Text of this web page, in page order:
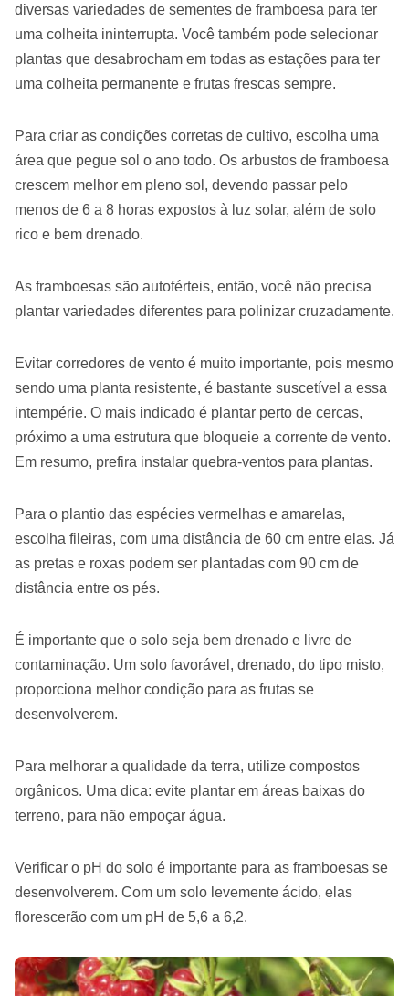
diversas variedades de sementes de framboesa para ter
uma colheita ininterrupta. Você também pode selecionar
plantas que desabrocham em todas as estações para ter
uma colheita permanente e frutas frescas sempre.
Para criar as condições corretas de cultivo, escolha uma
área que pegue sol o ano todo. Os arbustos de framboesa
crescem melhor em pleno sol, devendo passar pelo
menos de 6 a 8 horas expostos à luz solar, além de solo
rico e bem drenado.
As framboesas são autoférteis, então, você não precisa
plantar variedades diferentes para polinizar cruzadamente.
Evitar corredores de vento é muito importante, pois mesmo
sendo uma planta resistente, é bastante suscetível a essa
intempérie. O mais indicado é plantar perto de cercas,
próximo a uma estrutura que bloqueie a corrente de vento.
Em resumo, prefira instalar quebra-ventos para plantas.
Para o plantio das espécies vermelhas e amarelas,
escolha fileiras, com uma distância de 60 cm entre elas. Já
as pretas e roxas podem ser plantadas com 90 cm de
distância entre os pés.
É importante que o solo seja bem drenado e livre de
contaminação. Um solo favorável, drenado, do tipo misto,
proporciona melhor condição para as frutas se
desenvolverem.
Para melhorar a qualidade da terra, utilize compostos
orgânicos. Uma dica: evite plantar em áreas baixas do
terreno, para não empoçar água.
Verificar o pH do solo é importante para as framboesas se
desenvolverem. Com um solo levemente ácido, elas
florescerão com um pH de 5,6 a 6,2.